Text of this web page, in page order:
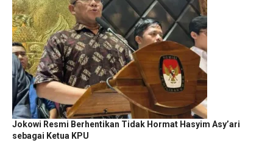
Jokowi Resmi Berhentikan Tidak Hormat Hasyim Asy’ari
sebagai Ketua KPU